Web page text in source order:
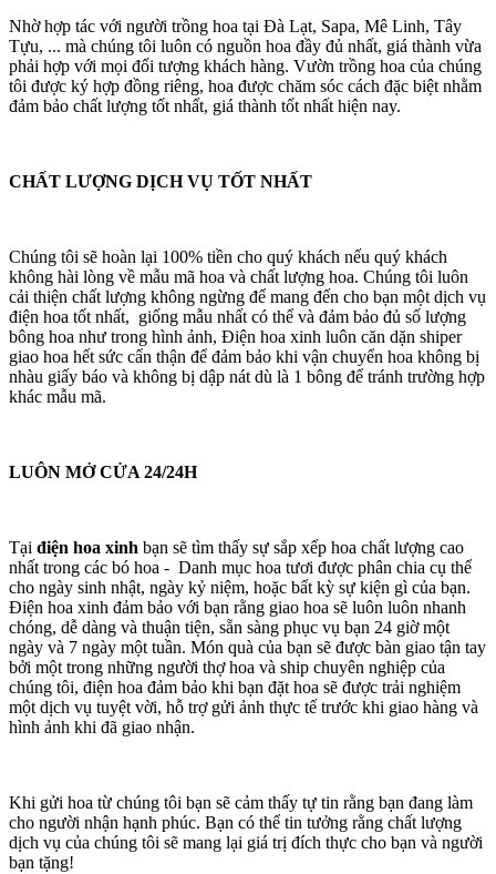
Nhờ hợp tác với người trồng hoa tại Đà Lạt, Sapa, Mê Linh, Tây
Tựu, ... mà chúng tôi luôn có nguồn hoa đầy đủ nhất, giá thành vừa
phải hợp với mọi đối tượng khách hàng. Vườn trồng hoa của chúng
tôi được ký hợp đồng riêng, hoa được chăm sóc cách đặc biệt nhằm
đảm bảo chất lượng tốt nhất, giá thành tốt nhất hiện nay.
CHẤT LƯỢNG DỊCH VỤ TỐT NHẤT
Chúng tôi sẽ hoàn lại 100% tiền cho quý khách nếu quý khách
không hài lòng về mẫu mã hoa và chất lượng hoa. Chúng tôi luôn
cải thiện chất lượng không ngừng để mang đến cho bạn một dịch vụ
điện hoa tốt nhất, giống mẫu nhất có thể và đảm bảo đủ số lượng
bông hoa như trong hình ảnh, Điện hoa xinh luôn căn dặn shiper
giao hoa hết sức cẩn thận để đảm bảo khi vận chuyển hoa không bị
nhàu giấy báo và không bị dập nát dù là 1 bông để tránh trường hợp
khác mẫu mã.
LUÔN MỞ CỬA 24/24H
Tại điện hoa xinh bạn sẽ tìm thấy sự sắp xếp hoa chất lượng cao
nhất trong các bó hoa - Danh mục hoa tươi được phân chia cụ thể
cho ngày sinh nhật, ngày kỷ niệm, hoặc bất kỳ sự kiện gì của bạn.
Điện hoa xinh đảm bảo với bạn rằng giao hoa sẽ luôn luôn nhanh
chóng, dễ dàng và thuận tiện, sẵn sàng phục vụ bạn 24 giờ một
ngày và 7 ngày một tuần. Món quà của bạn sẽ được bàn giao tận tay
bởi một trong những người thợ hoa và ship chuyên nghiệp của
chúng tôi, điện hoa đảm bảo khi bạn đặt hoa sẽ được trải nghiệm
một dịch vụ tuyệt vời, hỗ trợ gửi ảnh thực tế trước khi giao hàng và
hình ảnh khi đã giao nhận.
Khi gửi hoa từ chúng tôi bạn sẽ cảm thấy tự tin rằng bạn đang làm
cho người nhận hạnh phúc. Bạn có thể tin tưởng rằng chất lượng
dịch vụ của chúng tôi sẽ mang lại giá trị đích thực cho bạn và người
bạn tặng!